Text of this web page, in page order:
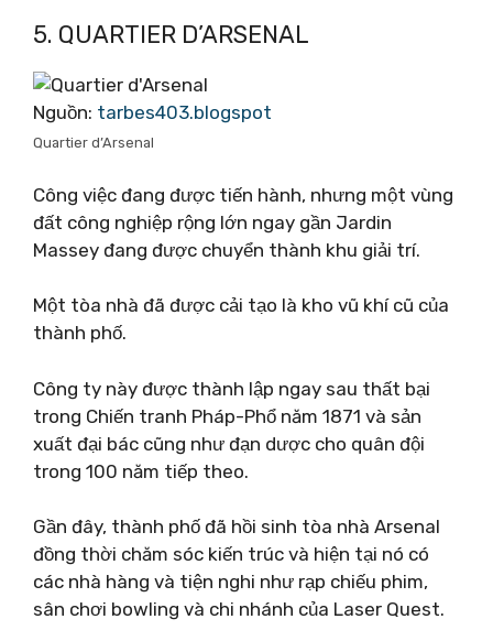
5. QUARTIER D’ARSENAL
Nguồn: tarbes403.blogspot
Quartier d’Arsenal
Công việc đang được tiến hành, nhưng một vùng
đất công nghiệp rộng lớn ngay gần Jardin
Massey đang được chuyển thành khu giải trí.
Một tòa nhà đã được cải tạo là kho vũ khí cũ của
thành phố.
Công ty này được thành lập ngay sau thất bại
trong Chiến tranh Pháp-Phổ năm 1871 và sản
xuất đại bác cũng như đạn dược cho quân đội
trong 100 năm tiếp theo.
Gần đây, thành phố đã hồi sinh tòa nhà Arsenal
đồng thời chăm sóc kiến ​​trúc và hiện tại nó có
các nhà hàng và tiện nghi như rạp chiếu phim,
sân chơi bowling và chi nhánh của Laser Quest.